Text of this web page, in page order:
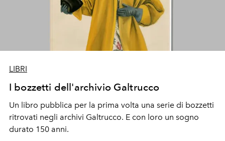
LIBRI
I bozzetti dell'archivio Galtrucco
Un libro pubblica per la prima volta una serie di bozzetti
ritrovati negli archivi Galtrucco. E con loro un sogno
durato 150 anni.